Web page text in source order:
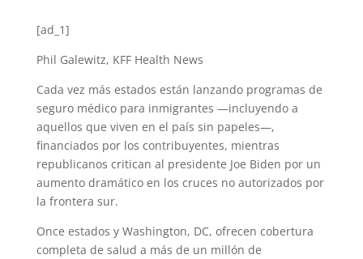
[ad_1]
Phil Galewitz, KFF Health News
Cada vez más estados están lanzando programas de
seguro médico para inmigrantes —incluyendo a
aquellos que viven en el país sin papeles—,
financiados por los contribuyentes, mientras
republicanos critican al presidente Joe Biden por un
aumento dramático en los cruces no autorizados por
la frontera sur.
Once estados y Washington, DC, ofrecen cobertura
completa de salud a más de un millón de